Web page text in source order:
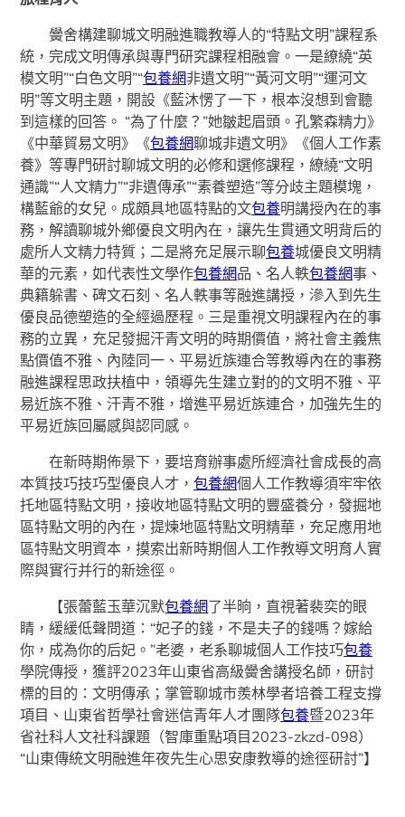
黌舍構建聊城文明融進職教導人的“特點文明”課程系
統，完成文明傳承與專門研究課程相融會。一是繚繞“英
模文明”“白色文明”“包養網非遺文明”“黃河文明”“運河文
明”等文明主題，開設《藍沐愣了一下，根本沒想到會聽
到這樣的回答。 “為了什麼？”她皺起眉頭。孔繁森精力》
《中華貿易文明》《包養網聊城非遺文明》《個人工作素
養》等專門研討聊城文明的必修和選修課程，繚繞“文明
通識”“人文精力”“非遺傳承”“素養塑造”等分歧主題模塊，
構藍爺的女兒。成頗具地區特點的文包養明講授內在的事
務，解讀聊城外鄉優良文明內在，讓先生貫通文明背后的
處所人文精力特質；二是將充足展示聊包養城優良文明精
華的元素，如代表性文學作包養網品、名人軼包養網事、
典籍躲書、碑文石刻、名人軼事等融進講授，滲入到先生
優良品德塑造的全經過歷程。三是重視文明課程內在的事
務的立異，充足發掘汗青文明的時期價值，將社會主義焦
點價值不雅、內陸同一、平易近族連合等教導內在的事務
融進課程思政扶植中，領導先生建立對的的文明不雅、平
易近族不雅、汗青不雅，增進平易近族連合，加強先生的
平易近族回屬感與認同感。
在新時期佈景下，要培育辦事處所經濟社會成長的高
本質技巧技巧型優良人才，包養網個人工作教導須牢牢依
托地區特點文明，接收地區特點文明的豐盛養分，發掘地
區特點文明的內在，提煉地區特點文明精華，充足應用地
區特點文明資本，摸索出新時期個人工作教導文明育人實
際與實行并行的新途徑。
【張蕾藍玉華沉默包養網了半晌，直視著裴奕的眼
睛，緩緩低聲問道：“妃子的錢，不是夫子的錢嗎？嫁給
你，成為你的后妃。”老婆，老系聊城個人工作技巧包養
學院傳授，獲評2023年山東省高級黌舍講授名師，研討
標的目的：文明傳承；掌管聊城市羨林學者培養工程支撐
項目、山東省哲學社會迷信青年人才團隊包養暨2023年
省社科人文社科課題（智庫重點項目2023-zkzd-098）
“山東傳統文明融進年夜先生心思安康教導的途徑研討”】